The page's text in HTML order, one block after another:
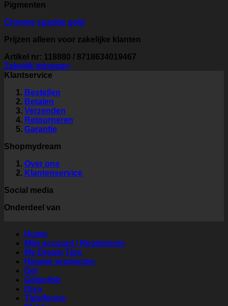
Pigmenten
Chrome sparkle gold
Prijzen alleen voor zakelijke klanten
Artikel nr: 118880 / 8718634019467
Zakelijk inloggen
Klantservice
Bestellen
Betalen
Verzenden
Retourneren
Garantie
Shopmydream
Over ons
Klantenservice
Social media
Onderdeel van
Home
Mijn account / Registreren
My Dream Tips
Nieuwe producten
Gel
Gelpolish
Diva
Tips/forms